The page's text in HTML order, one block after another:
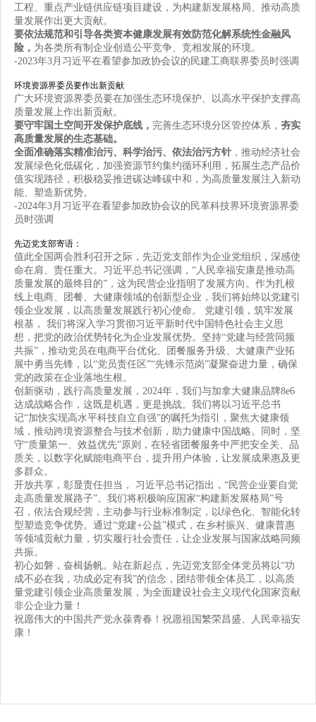
工程、重点产业链供应链项目建设，为构建新发展格局、推动高质
量发展作出更大贡献。
要依法规范和引导各类资本健康发展有效防范化解系统性金融风
险， 为各类所有制企业创造公平竞争、竞相发展的环境。
-2023年3月习近平在看望参加政协会议的民建工商联界委员时强调
环境资源界委员要作出新贡献
广大环境资源界委员要在加强生态环境保护、以高水平保护支撑高
质量发展上作出新贡献。
要守牢国土空间开发保护底线， 完善生态环境分区管控体系，夯实
高质量发展的生态基础。
全面准确落实精准治污、科学治污、依法治污方针 ，推动经济社会
发展绿色化低碳化，加强资源节约集约循环利用，拓展生态产品价
值实现路径，积极稳妥推进碳达峰碳中和，为高质量发展注入新动
能、塑造新优势。
-2024年3月习近平在看望参加政协会议的民革科技界环境资源界委
员时强调
先迈党支部寄语：
值此全国两会胜利召开之际，先迈党支部作为企业党组织，深感使
命在肩、责任重大。习近平总书记强调，“人民幸福安康是推动高
质量发展的最终目的”，这为民营企业指明了发展方向。作为扎根
线上电商、团餐、大健康领域的创新型企业，我们将始终以党建引
领企业发展，以高质量发展践行初心使命。 党建引领，筑牢发展
根基， 我们将深入学习贯彻习近平新时代中国特色社会主义思
想，把党的政治优势转化为企业发展优势。坚持“党建与经营同频
共振”，推动党员在电商平台优化、团餐服务升级、大健康产业拓
展中勇当先锋，以“党员责任区”“先锋示范岗”凝聚奋进力量，确保
党的政策在企业落地生根。
创新驱动，践行高质量发展，2024年，我们与加拿大健康品牌8e6
达成战略合作，这既是机遇，更是挑战。我们将以习近平总书
记“加快实现高水平科技自立自强”的嘱托为指引，聚焦大健康领
域，推动跨境资源整合与技术创新，助力健康中国战略。同时，坚
守“质量第一、效益优先”原则，在轻省团餐服务中严把安全关、品
质关，以数字化赋能电商平台，提升用户体验，让发展成果惠及更
多群众。
开放共享，彰显责任担当， 习近平总书记指出，“民营企业要自觉
走高质量发展路子”。我们将积极响应国家“构建新发展格局”号
召，依法合规经营，主动参与行业标准制定，以绿色化、智能化转
型塑造竞争优势。通过“党建+公益”模式，在乡村振兴、健康普惠
等领域贡献力量，切实履行社会责任，让企业发展与国家战略同频
共振。
初心如磐，奋楫扬帆。站在新起点，先迈党支部全体党员将以“功
成不必在我，功成必定有我”的信念，团结带领全体员工，以高质
量党建引领企业高质量发展，为全面建设社会主义现代化国家贡献
非公企业力量！
祝愿伟大的中国共产党永葆青春！祝愿祖国繁荣昌盛、人民幸福安
康！